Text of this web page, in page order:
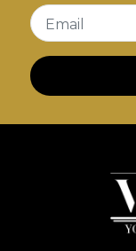
Email